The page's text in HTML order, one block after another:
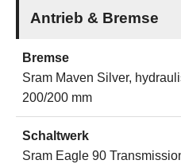
Antrieb & Bremse
Bremse
Sram Maven Silver,
200/200 mm
Schaltwerk
Sram Eagle 90